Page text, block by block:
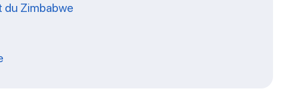
du Zimbabwe